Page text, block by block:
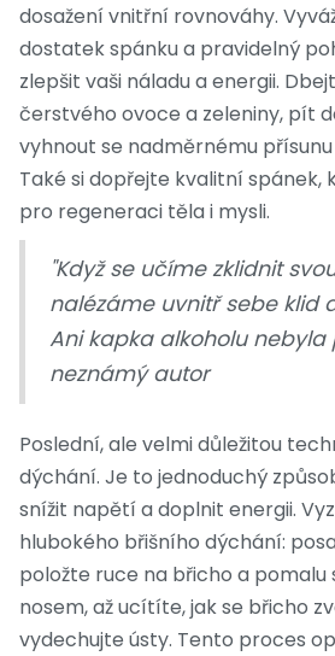
dosažení vnitřní rovnováhy.
dostatek spánku a pravidelný
zlepšit vaši náladu a energii.
čerstvého ovoce a zeleniny, pít
vyhnout se nadměrnému
Také si dopřejte kvalitní spánek,
pro regeneraci těla i mysli.
"Když se učíme zklidnit
nalézáme uvnitř sebe klid
Ani kapka alkoholu
neznámý autor
Poslední, ale velmi důležitou
dýchání. Je to jednoduchý
snížit napětí a doplnit energii.
hlubokého břišního dýchání:
položte ruce na břicho a pomalu
nosem, až ucítíte, jak se břicho
vydechujte ústy. Tento proces